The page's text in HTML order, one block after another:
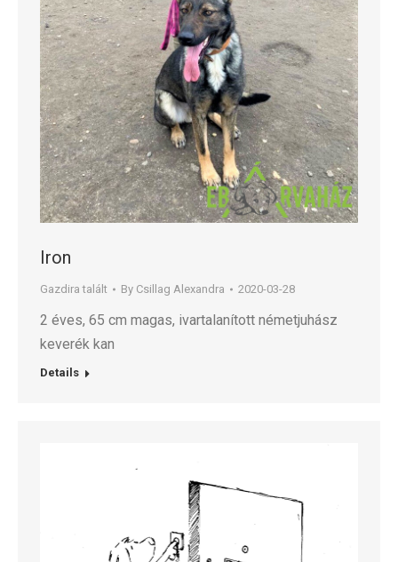
Iron
Gazdira talált By Csillag Alexandra 2020-03-28
2 éves, 65 cm magas, ivartalanított németjuhász
keverék kan
Details